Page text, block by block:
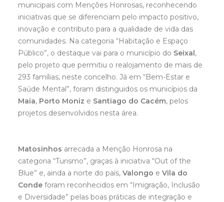
municipais com Menções Honrosas, reconhecendo
iniciativas que se diferenciam pelo impacto positivo,
inovação e contributo para a qualidade de vida das
comunidades. Na categoria “Habitação e Espaço
Público”, o destaque vai para o município do Seixal,
pelo projeto que permitiu o realojamento de mais de
293 famílias, neste concelho. Já em “Bem-Estar e
Saúde Mental”, foram distinguidos os municípios da
Maia, Porto Moniz e Santiago do Cacém, pelos
projetos desenvolvidos nesta área.
Matosinhos arrecada a Menção Honrosa na
categoria “Turismo”, graças à iniciativa “Out of the
Blue” e, ainda a norte do país, Valongo e Vila do
Conde foram reconhecidos em “Imigração, Inclusão
e Diversidade” pelas boas práticas de integração e